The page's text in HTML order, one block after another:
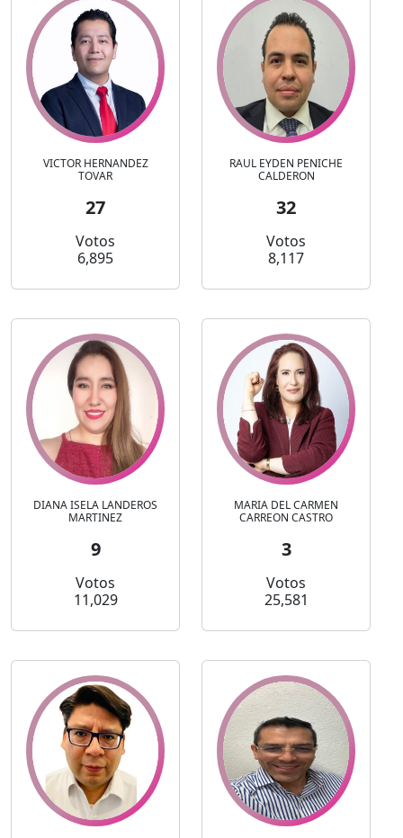
VICTOR HERNANDEZ
TOVAR
27
Votos
6,895
RAUL EYDEN PENICHE
CALDERON
32
Votos
8,117
DIANA ISELA LANDEROS
MARTINEZ
9
Votos
11,029
MARIA DEL CARMEN
CARREON CASTRO
3
Votos
25,581